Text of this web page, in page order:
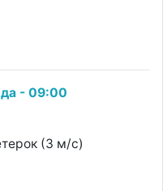
- 09:00
(3 м/с)